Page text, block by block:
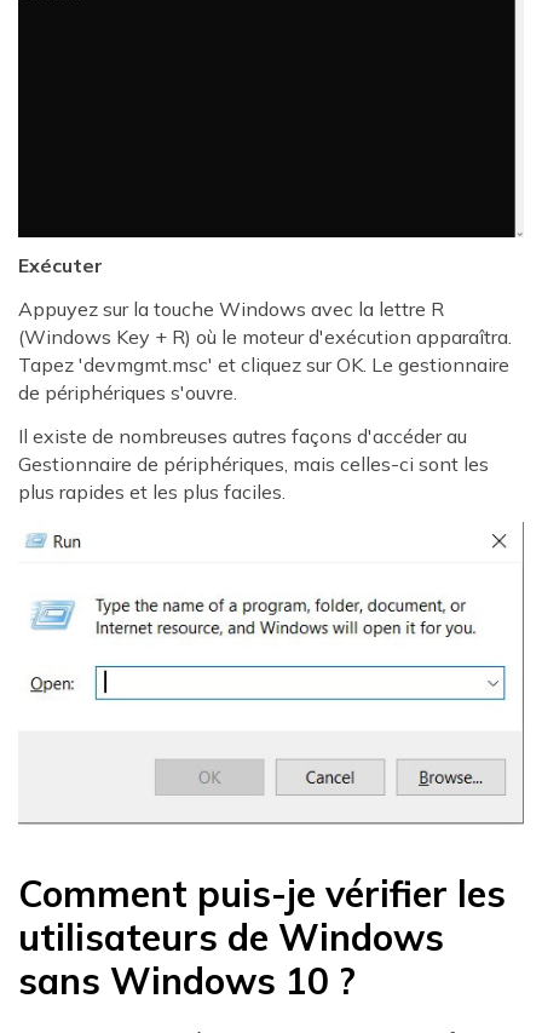
Exécuter
Appuyez sur la touche Windows avec la lettre R
(Windows Key + R) où le moteur d'exécution apparaîtra.
Tapez 'devmgmt.msc' et cliquez sur OK. Le gestionnaire
de périphériques s'ouvre.
Il existe de nombreuses autres façons d'accéder au
Gestionnaire de périphériques, mais celles-ci sont les
plus rapides et les plus faciles.
Comment puis-je vérifier les
utilisateurs de Windows
sans Windows 10 ?